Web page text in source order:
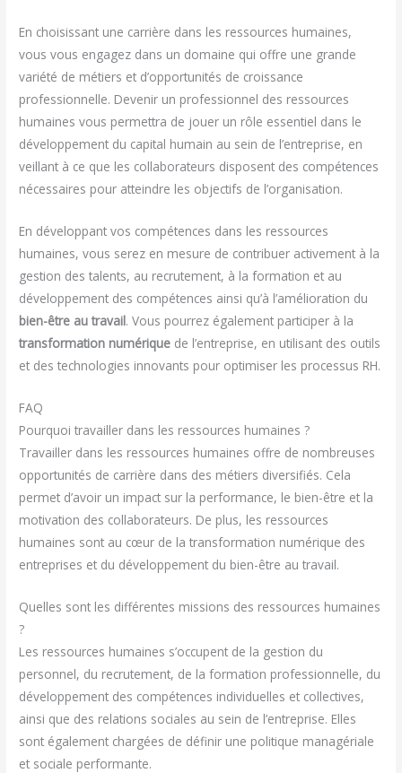
En choisissant une carrière dans les ressources humaines,
vous vous engagez dans un domaine qui offre une grande
variété de métiers et d’opportunités de croissance
professionnelle. Devenir un professionnel des ressources
humaines vous permettra de jouer un rôle essentiel dans le
développement du capital humain au sein de l’entreprise, en
veillant à ce que les collaborateurs disposent des compétences
nécessaires pour atteindre les objectifs de l’organisation.
En développant vos compétences dans les ressources
humaines, vous serez en mesure de contribuer activement à la
gestion des talents, au recrutement, à la formation et au
développement des compétences ainsi qu’à l’amélioration du
bien-être au travail. Vous pourrez également participer à la
transformation numérique de l’entreprise, en utilisant des outils
et des technologies innovants pour optimiser les processus RH.
FAQ
Pourquoi travailler dans les ressources humaines ?
Travailler dans les ressources humaines offre de nombreuses
opportunités de carrière dans des métiers diversifiés. Cela
permet d’avoir un impact sur la performance, le bien-être et la
motivation des collaborateurs. De plus, les ressources
humaines sont au cœur de la transformation numérique des
entreprises et du développement du bien-être au travail.
Quelles sont les différentes missions des ressources humaines
?
Les ressources humaines s’occupent de la gestion du
personnel, du recrutement, de la formation professionnelle, du
développement des compétences individuelles et collectives,
ainsi que des relations sociales au sein de l’entreprise. Elles
sont également chargées de définir une politique managériale
et sociale performante.